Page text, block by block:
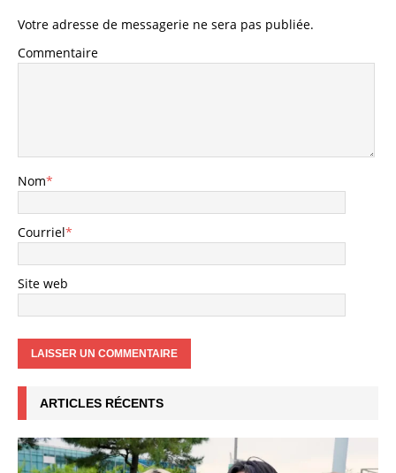
Votre adresse de messagerie ne sera pas publiée.
Commentaire
Nom*
Courriel*
Site web
ARTICLES RÉCENTS